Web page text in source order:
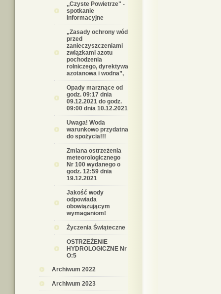
,,Czyste Powietrze" -
spotkanie
informacyjne
„Zasady ochrony wód
przed
zanieczyszczeniami
związkami azotu
pochodzenia
rolniczego, dyrektywa
azotanowa i wodna”,
Opady marznące od
godz. 09:17 dnia
09.12.2021 do godz.
09:00 dnia 10.12.2021
Uwaga! Woda
warunkowo przydatna
do spożycia!!!
Zmiana ostrzeżenia
meteorologicznego
Nr 100 wydanego o
godz. 12:59 dnia
19.12.2021
Jakość wody
odpowiada
obowiązującym
wymaganiom!
Życzenia Świąteczne
OSTRZEŻENIE
HYDROLOGICZNE Nr
O:5
Archiwum 2022
Archiwum 2023